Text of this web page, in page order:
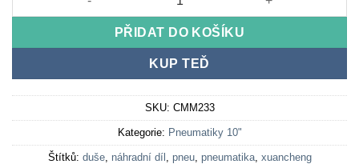
PŘIDAT DO KOŠÍKU
KUP TEĎ
SKU: CMM233
Kategorie: Pneumatiky 10"
Štítků: duše, náhradní díl , pneu, pneumatika, xuancheng